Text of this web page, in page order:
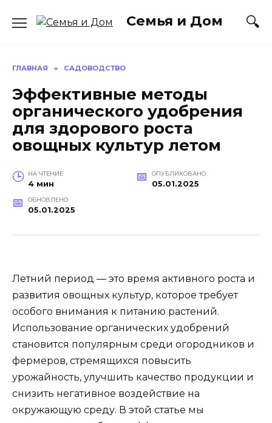
Семья и Дом
ГЛАВНАЯ » САДОВОДСТВО
Эффективные методы
органического удобрения
для здорового роста
овощных культур летом
НА ЧТЕНИЕ
4 мин
ОПУБЛИКОВАНО
05.01.2025
ОБНОВЛЕНО
05.01.2025
Летний период — это время активного роста и
развития овощных культур, которое требует
особого внимания к питанию растений.
Использование органических удобрений
становится популярным среди огородников и
фермеров, стремящихся повысить
урожайность, улучшить качество продукции и
снизить негативное воздействие на
окружающую среду. В этой статье мы